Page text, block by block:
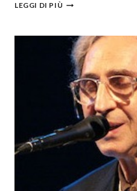
LEGGI DI PIÙ